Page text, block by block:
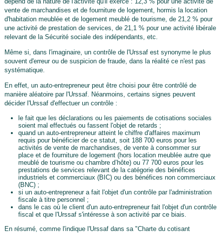
vente de marchandises et de fourniture de logement, hormis la location
d'habitation meublée et de logement meublé de tourisme, de 21,2 % pour
une activité de prestation de services, de 21,1 % pour une activité libérale
relevant de la Sécurité sociale des indépendants, etc.
Même si, dans l'imaginaire, un contrôle de l'Urssaf est synonyme le plus
souvent d'erreur ou de suspicion de fraude, dans la réalité ce n'est pas
systématique.
En effet, un auto-entrepreneur peut être choisi pour être contrôlé de
manière aléatoire par l'Urssaf. Néanmoins, certains signes peuvent
décider l'Urssaf d'effectuer un contrôle :
le fait que les déclarations ou les paiements de cotisations sociales
soient mal effectués ou fassent l'objet de retards ;
quand un auto-entrepreneur atteint le chiffre d'affaires maximum
requis pour bénéficier de ce statut, soit 188 700 euros pour les
activités de vente de marchandises, de vente à consommer sur
place et de fourniture de logement (hors location meublée autre que
meublé de tourisme ou chambre d’hôte) ou 77 700 euros pour les
prestations de services relevant de la catégorie des bénéfices
industriels et commerciaux (BIC) ou des bénéfices non commerciaux
(BNC) ;
si un auto-entrepreneur a fait l'objet d'un contrôle par l'administration
fiscale à titre personnel ;
dans le cas où le client d'un auto-entrepreneur fait l'objet d'un contrôle
fiscal et que l'Urssaf s'intéresse à son activité par ce biais.
En résumé, comme l'indique l'Urssaf dans sa "Charte du cotisant